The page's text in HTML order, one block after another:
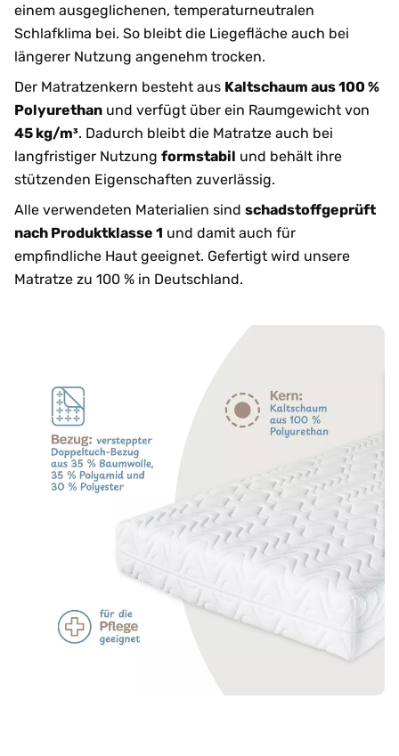
einem ausgeglichenen, temperaturneutralen
Schlafklima bei. So bleibt die Liegefläche auch bei
längerer Nutzung angenehm trocken.
Der Matratzenkern besteht aus Kaltschaum aus 100 %
Polyurethan und verfügt über ein Raumgewicht von
45 kg/m³. Dadurch bleibt die Matratze auch bei
langfristiger Nutzung formstabil und behält ihre
stützenden Eigenschaften zuverlässig.
Alle verwendeten Materialien sind schadstoffgeprüft
nach Produktklasse 1 und damit auch für
empfindliche Haut geeignet. Gefertigt wird unsere
Matratze zu 100 % in Deutschland.